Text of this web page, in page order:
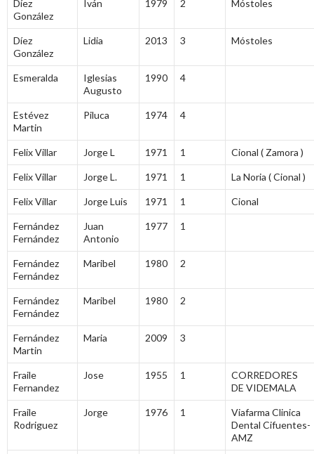
Díez
González
Iván 1979 2 Móstoles
Díez
González
Lidia 2013 3 Móstoles
Esmeralda
Iglesias
Augusto
1990 4
Estévez
Martin
Piluca 1974 4
Felix Villar Jorge L 1971 1 Cional ( Zamora )
Felix Villar Jorge L. 1971 1 La Noria ( Cional )
Felix Villar Jorge Luis 1971 1 Cional
Fernández
Fernández
Juan
Antonio
1977 1
Fernández
Fernández
Maribel 1980 2
Fernández
Fernández
Maribel 1980 2
Fernández
Martin
Maria 2009 3
Fraile
Fernandez
Jose 1955 1
CORREDORES
DE VIDEMALA
Fraile
Rodriguez
Jorge 1976 1
Viafarma Clinica
Dental Cifuentes-
AMZ